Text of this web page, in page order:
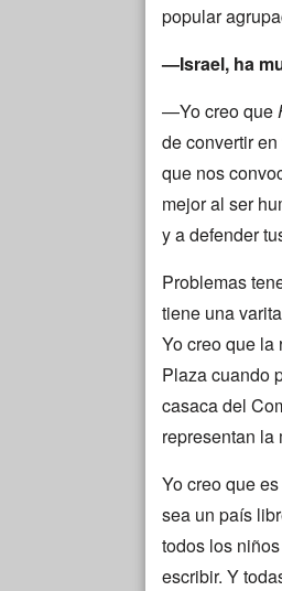
popular
—Israel, ha
—Yo creo que
de convertir
que nos
mejor al ser
y a defender
Problemas
tiene una
Yo creo que la
Plaza cuando
casaca del
representan la
Yo creo que
sea un país
todos los
escribir. Y